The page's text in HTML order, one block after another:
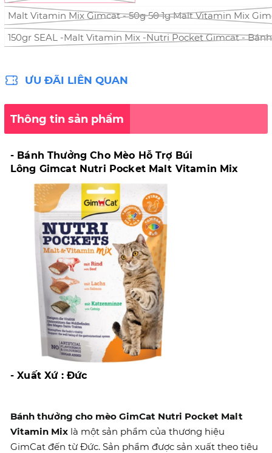
Malt Vitamin Mix Gimcat - 50g 50 1g Malt Vitamin Mix
150gr SEAL -Malt Vitamin Mix -Nutri Pocket Gimcat -
ƯU ĐÃI LIÊN QUAN
Thông tin sản phẩm
- Bánh Thưởng Cho Mèo Hỗ Trợ Búi
Lông Gimcat Nutri Pocket Malt Vitamin Mix
- Xuất Xứ : Đức
Bánh thưởng cho mèo GimCat Nutri Pocket Malt
Vitamin Mix là một sản phẩm của thương hiệu
GimCat đến từ Đức. Sản phẩm được sản xuất theo tiêu